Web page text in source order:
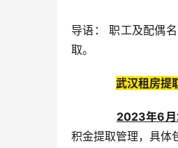
导语： 职工及配偶
取。
武汉租房提
2023年6月
积金提取管理，具体